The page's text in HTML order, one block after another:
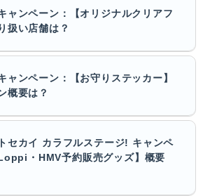
ャンペーン：【オリジナルクリアフ
扱い店舗は？
ャンペーン：【お守りステッカー】
概要は？
セカイ カラフルステージ! キャンペ
・HMV予約販売グッズ】概要